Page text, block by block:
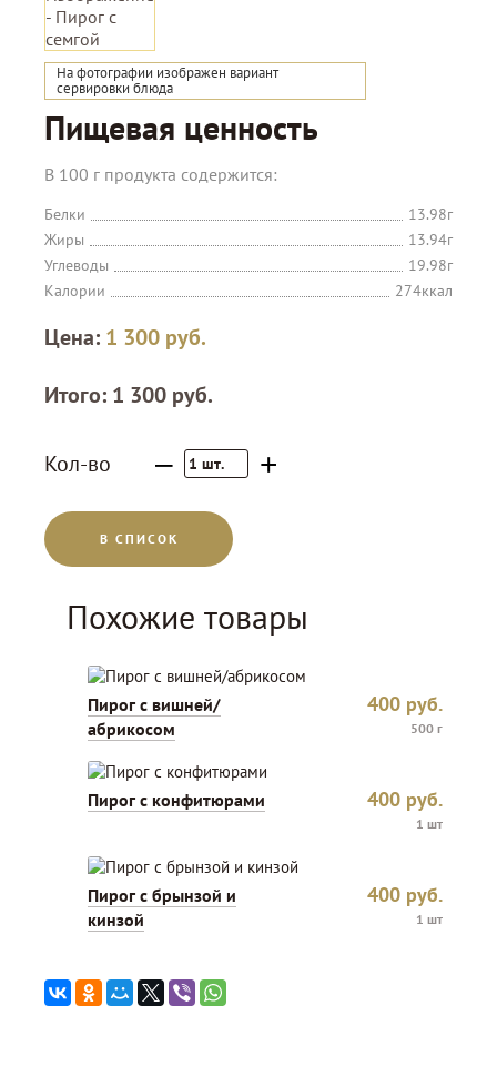
На фотографии изображен вариант
сервировки блюда
Пищевая ценность
В 100 г продукта содержится:
Белки
13.98г
Жиры
13.94г
Углеводы
19.98г
Калории
274ккал
Цена: 1 300 руб.
Итого: 1 300 руб.
Кол-во – 1 шт. +
В СПИСОК
Похожие товары
Пирог с вишней/
абрикосом
400 руб.
500 г
Пирог с конфитюрами 400 руб.
1 шт
Пирог с брынзой и
кинзой
400 руб.
1 шт